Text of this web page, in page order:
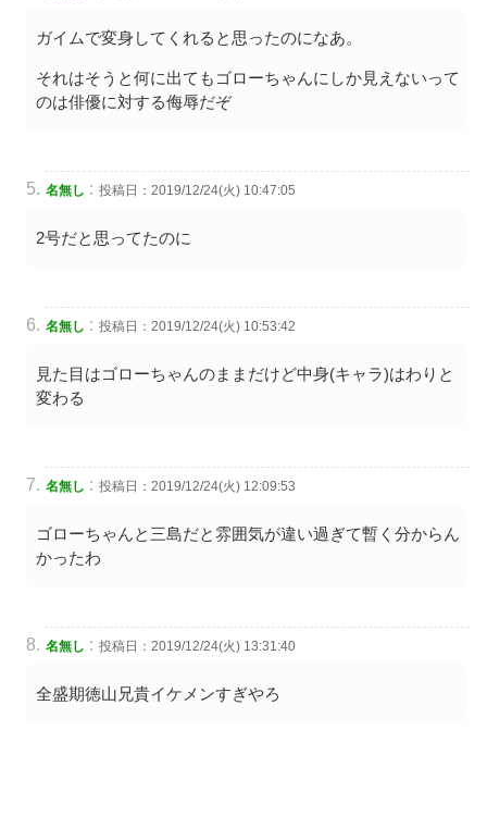
ガイムで変身してくれると思ったのになあ。
それはそうと何に出てもゴローちゃんにしか見えないって
のは俳優に対する侮辱だぞ
名無し : 投稿日：2019/12/24(火) 10:47:05
2号だと思ってたのに
名無し : 投稿日：2019/12/24(火) 10:53:42
見た目はゴローちゃんのままだけど中身(キャラ)はわりと
変わる
名無し : 投稿日：2019/12/24(火) 12:09:53
ゴローちゃんと三島だと雰囲気が違い過ぎて暫く分からん
かったわ
名無し : 投稿日：2019/12/24(火) 13:31:40
全盛期徳山兄貴イケメンすぎやろ